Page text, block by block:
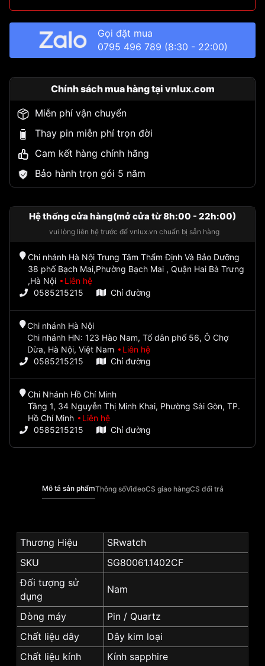
Gọi đặt mua
0795 496 789 (8:30 - 22:00)
Chính sách mua hàng tại vnlux.com
Miễn phí vận chuyển
Thay pin miễn phí trọn đời
Cam kết hàng chính hãng
Bảo hành trọn gói 5 năm
Hệ thống cửa hàng(mở cửa từ 8h:00 - 22h:00)
vui lòng liên hệ trước để vnlux.vn chuẩn bị sẵn hàng
Chi nhánh Hà Nội Trung Tâm Thẩm Định Và Bảo Dưỡng
38 phố Bạch Mai,Phường Bạch Mai , Quận Hai Bà Trưng
,Hà Nội
Liên hệ
0585215215
Chỉ đường
Chi nhánh Hà Nội
Chi nhánh HN: 123 Hào Nam, Tổ dân phố 56, Ô Chợ
Dừa, Hà Nội, Việt Nam
Liên hệ
0585215215
Chỉ đường
Chi Nhánh Hồ Chí Minh
Tầng 1, 34 Nguyễn Thị Minh Khai, Phường Sài Gòn, TP.
Hồ Chí Minh
Liên hệ
0585215215
Chỉ đường
Mô tả sản phẩmThông sốVideoCS giao hàngCS đổi trả
Thương Hiệu
SRwatch
SKU
SG80061.1402CF
Đối tượng sử
dụng
Nam
Dòng máy
Pin / Quartz
Chất liệu dây
Dây kim loại
Chất liệu kính
Kính sapphire